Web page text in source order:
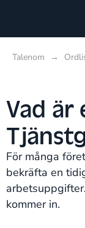
Talenom →
Vad
För många
bekräfta en
kommer in.